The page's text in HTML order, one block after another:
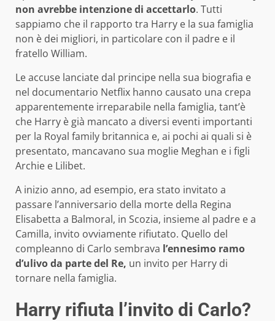
non avrebbe intenzione di accettarlo. Tutti
sappiamo che il rapporto tra Harry e la sua famiglia
non è dei migliori, in particolare con il padre e il
fratello William.
Le accuse lanciate dal principe nella sua biografia e
nel documentario Netflix hanno causato una crepa
apparentemente irreparabile nella famiglia, tant’è
che Harry è già mancato a diversi eventi importanti
per la Royal family britannica e, ai pochi ai quali si è
presentato, mancavano sua moglie Meghan e i figli
Archie e Lilibet.
A inizio anno, ad esempio, era stato invitato a
passare l’anniversario della morte della Regina
Elisabetta a Balmoral, in Scozia, insieme al padre e a
Camilla, invito ovviamente rifiutato. Quello del
compleanno di Carlo sembrava l’ennesimo ramo
d’ulivo da parte del Re, un invito per Harry di
tornare nella famiglia.
Harry rifiuta l’invito di Carlo?